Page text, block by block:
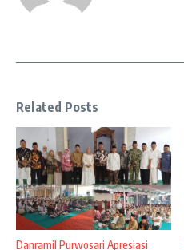
Related Posts
Danramil Purwosari Apresiasi